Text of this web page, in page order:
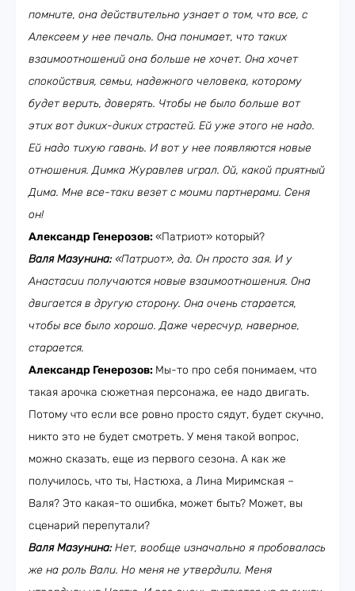
помните, она действительно узнает о том, что все, с
Алексеем у нее печаль. Она понимает, что таких
взаимоотношений она больше не хочет. Она хочет
спокойствия, семьи, надежного человека, которому
будет верить, доверять. Чтобы не было больше вот
этих вот диких-диких страстей. Ей уже этого не надо.
Ей надо тихую гавань. И вот у нее появляются новые
отношения. Димка Журавлев играл. Ой, какой приятный
Дима. Мне все-таки везет с моими партнерами. Сеня
он!
Александр Генерозов:«Патриот» который?
Валя Мазунина: «Патриот», да. Он просто зая. И у
Анастасии получаются новые взаимоотношения. Она
двигается в другую сторону. Она очень старается,
чтобы все было хорошо. Даже чересчур, наверное,
старается.
Александр Генерозов: Мы-то про себя понимаем, что
такая арочка сюжетная персонажа, ее надо двигать.
Потому что если все ровно просто сядут, будет скучно,
никто это не будет смотреть. У меня такой вопрос,
можно сказать, еще из первого сезона. А как же
получилось, что ты, Настюха, а Лина Миримская –
Валя? Это какая-то ошибка, может быть? Может, вы
сценарий перепутали?
Валя Мазунина:Нет, вообще изначально я пробовалась
же на роль Вали. Но меня не утвердили. Меня